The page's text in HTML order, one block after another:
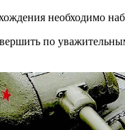
необходимо
по